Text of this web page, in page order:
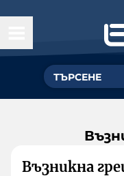
Възникна